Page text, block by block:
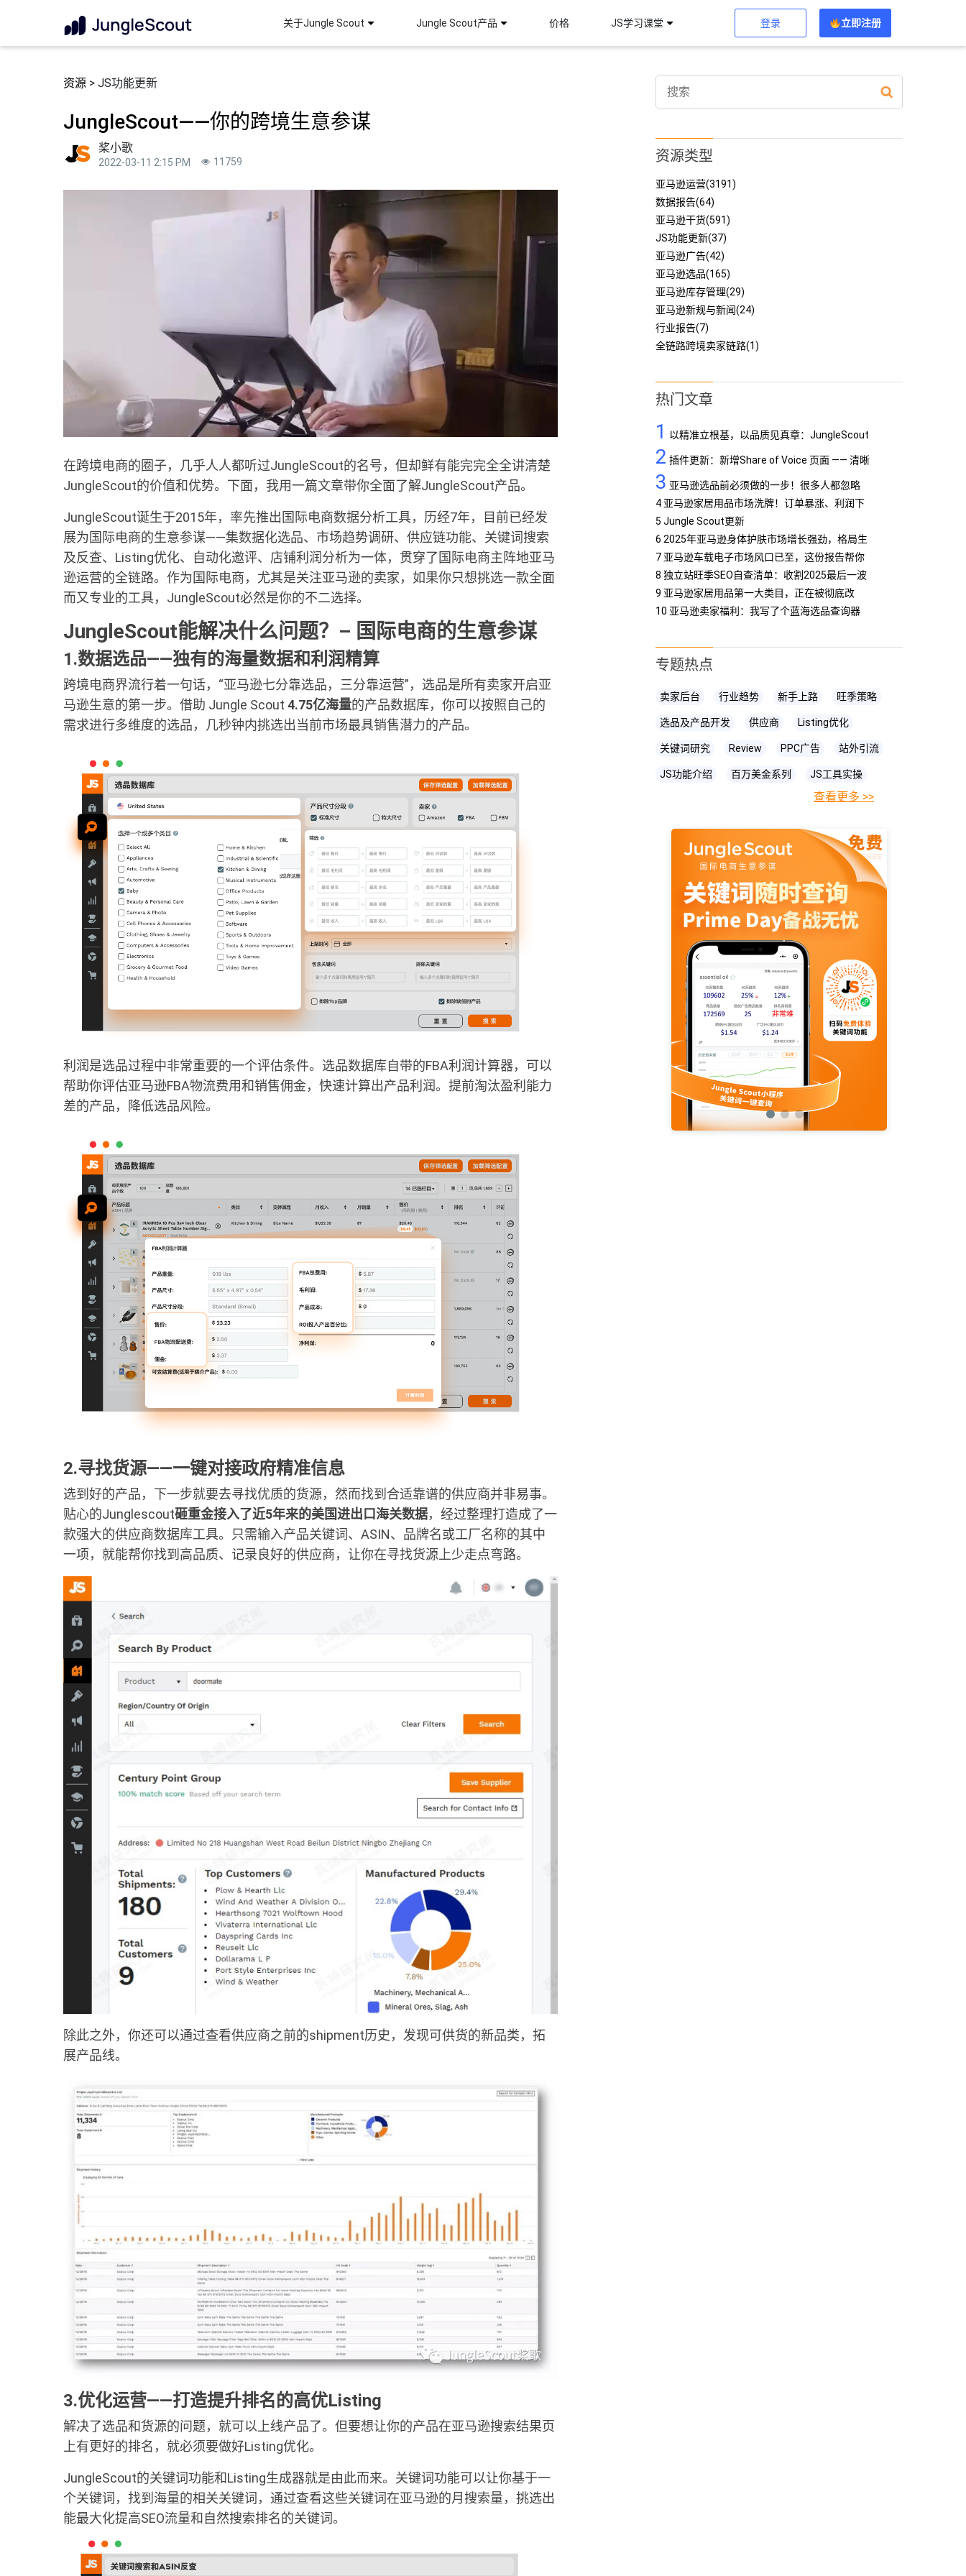
关于Jungle Scout Jungle Scout产品 价格 JS学习课堂 登录 立即注册
资源 > JS功能更新
JungleScout——你的跨境生意参谋
桨小歌
2022-03-11 2:15 PM 11759
在跨境电商的圈子，几乎人人都听过JungleScout的名号，但却鲜有能完完全全讲清楚
JungleScout的价值和优势。下面，我用一篇文章带你全面了解JungleScout产品。
JungleScout诞生于2015年，率先推出国际电商数据分析工具，历经7年，目前已经发
展为国际电商的生意参谋——集数据化选品、市场趋势调研、供应链功能、关键词搜索
及反查、Listing优化、自动化邀评、店铺利润分析为一体，贯穿了国际电商主阵地亚马
逊运营的全链路。作为国际电商，尤其是关注亚马逊的卖家，如果你只想挑选一款全面
而又专业的工具，JungleScout必然是你的不二选择。
JungleScout能解决什么问题？– 国际电商的生意参谋
1.数据选品——独有的海量数据和利润精算
跨境电商界流行着一句话，“亚马逊七分靠选品，三分靠运营”，选品是所有卖家开启亚
马逊生意的第一步。借助 Jungle Scout 4.75亿海量的产品数据库，你可以按照自己的
需求进行多维度的选品，几秒钟内挑选出当前市场最具销售潜力的产品。
利润是选品过程中非常重要的一个评估条件。选品数据库自带的FBA利润计算器，可以
帮助你评估亚马逊FBA物流费用和销售佣金，快速计算出产品利润。提前淘汰盈利能力
差的产品，降低选品风险。
2.寻找货源——一键对接政府精准信息
选到好的产品，下一步就要去寻找优质的货源，然而找到合适靠谱的供应商并非易事。
贴心的Junglescout砸重金接入了近5年来的美国进出口海关数据，经过整理打造成了一
款强大的供应商数据库工具。只需输入产品关键词、ASIN、品牌名或工厂名称的其中
一项，就能帮你找到高品质、记录良好的供应商，让你在寻找货源上少走点弯路。
除此之外，你还可以通过查看供应商之前的shipment历史，发现可供货的新品类，拓
展产品线。
3.优化运营——打造提升排名的高优Listing
解决了选品和货源的问题，就可以上线产品了。但要想让你的产品在亚马逊搜索结果页
上有更好的排名，就必须要做好Listing优化。
JungleScout的关键词功能和Listing生成器就是由此而来。关键词功能可以让你基于一
个关键词，找到海量的相关关键词，通过查看这些关键词在亚马逊的月搜索量，挑选出
能最大化提高SEO流量和自然搜索排名的关键词。
资源类型
亚马逊运营(3191)
数据报告(64)
亚马逊干货(591)
JS功能更新(37)
亚马逊广告(42)
亚马逊选品(165)
亚马逊库存管理(29)
亚马逊新规与新闻(24)
行业报告(7)
全链路跨境卖家链路(1)
热门文章
1
以精准立根基，以品质见真章：JungleScout
定义亚马逊工具专业标杆
2 插件更新：新增Share of Voice 页面 —— 清晰
呈现品牌竞争格局
3 亚马逊选品前必须做的一步！很多人都忽略
了…
4 亚马逊家居用品市场洗牌！订单暴涨、利润下
5 Jungle Scout更新
6 2025年亚马逊身体护肤市场增长强劲，格局生
7 亚马逊车载电子市场风口已至，这份报告帮你
抢占先机
8 独立站旺季SEO自查清单：收割2025最后一波
9 亚马逊家居用品第一大类目，正在被彻底改
10 亚马逊卖家福利：我写了个蓝海选品查询器
专题热点
卖家后台 行业趋势 新手上路 旺季策略
选品及产品开发 供应商 Listing优化
关键词研究 Review PPC广告 站外引流
JS功能介绍 百万美金系列 JS工具实操
亚马逊直播
亚马逊政策 cpc广告 亚马逊物流
亚马逊变体 亚马逊主图 亚马逊账号
亚马逊流量 亚马逊库存 亚马逊跟卖
亚马逊运营 亚马逊购物车 亚马逊listing
亚马逊活动 亚马逊开店 亚马逊瑞典站
亚马逊品牌备案 亚马逊运营直播
亚马逊官方直播 亚马逊选品直播
亚马逊优惠券 亚马逊ASIN listing优化
亚马逊主题 差评 亚马逊排名 关键词
listing 爆款最新 引流
查看更多 >>